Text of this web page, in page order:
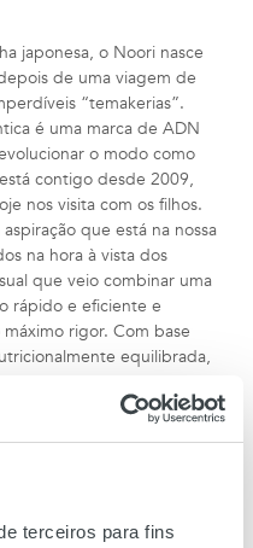
terceiros para fins
japonesa, o Noori nasce
de uma viagem de
“temakerias”.
é uma marca de ADN
o modo como
contigo desde 2009,
nos visita com os filhos.
que está na nossa
na hora à vista dos
que veio combinar uma
rápido e eficiente e
rigor. Com base
equilibrada,